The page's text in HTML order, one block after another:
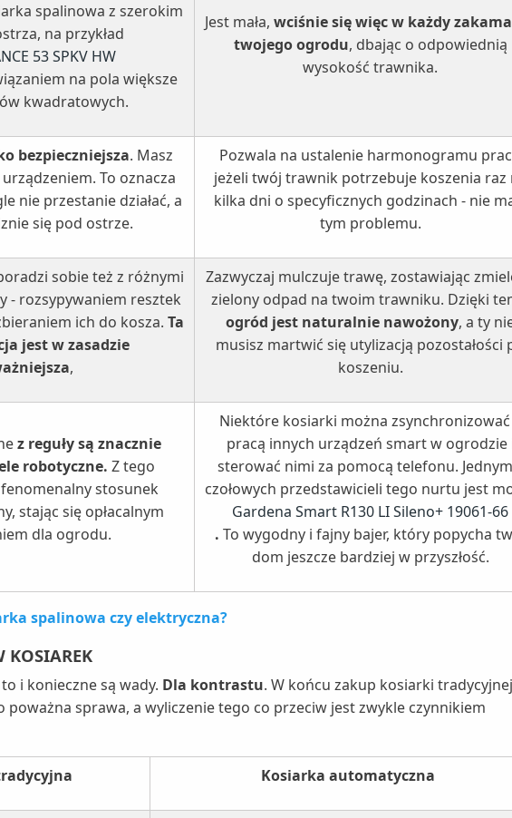
spalinowa z szerokim
na przykład
53 SPKV HW
na pola większe
kwadratowych.
Jest mała, wciśnie się więc w każdy
twojego ogrodu, dbając o odpowiednią
wysokość trawnika.
bezpieczniejsza. Masz
To oznacza
nie przestanie działać, a
się pod ostrze.
Pozwala na ustalenie harmonogramu
jeżeli twój trawnik potrzebuje koszenia raz
kilka dni o specyficznych godzinach - nie
tym problemu.
sobie też z różnymi
- rozsypywaniem resztek
ich do kosza. Ta
jest w zasadzie
,
Zazwyczaj mulczuje trawę, zostawiając
zielony odpad na twoim trawniku. Dzięki
ogród jest naturalnie nawożony, a ty
musisz martwić się utylizacją pozostałości
koszeniu.
z reguły są znacznie
robotyczne. Z tego
stosunek
stając się opłacalnym
dla ogrodu.
Niektóre kosiarki można zsynchronizować
pracą innych urządzeń smart w ogrodzie
sterować nimi za pomocą telefonu.
czołowych przedstawicieli tego nurtu jest
Gardena Smart R130 LI Sileno+ 19061-66
. To wygodny i fajny bajer, który popycha
dom jeszcze bardziej w przyszłość.
spalinowa czy elektryczna?
KOSIAREK
i konieczne są wady. Dla kontrastu. W końcu zakup kosiarki tradycyjnej
poważna sprawa, a wyliczenie tego co przeciw jest zwykle czynnikiem
Kosiarka automatyczna